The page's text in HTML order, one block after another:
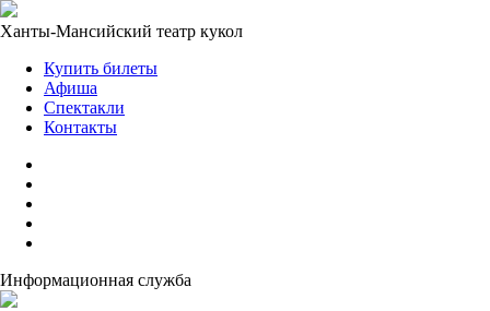
Ханты-Мансийский театр кукол
Купить билеты
Афиша
Спектакли
Контакты
Информационная служба